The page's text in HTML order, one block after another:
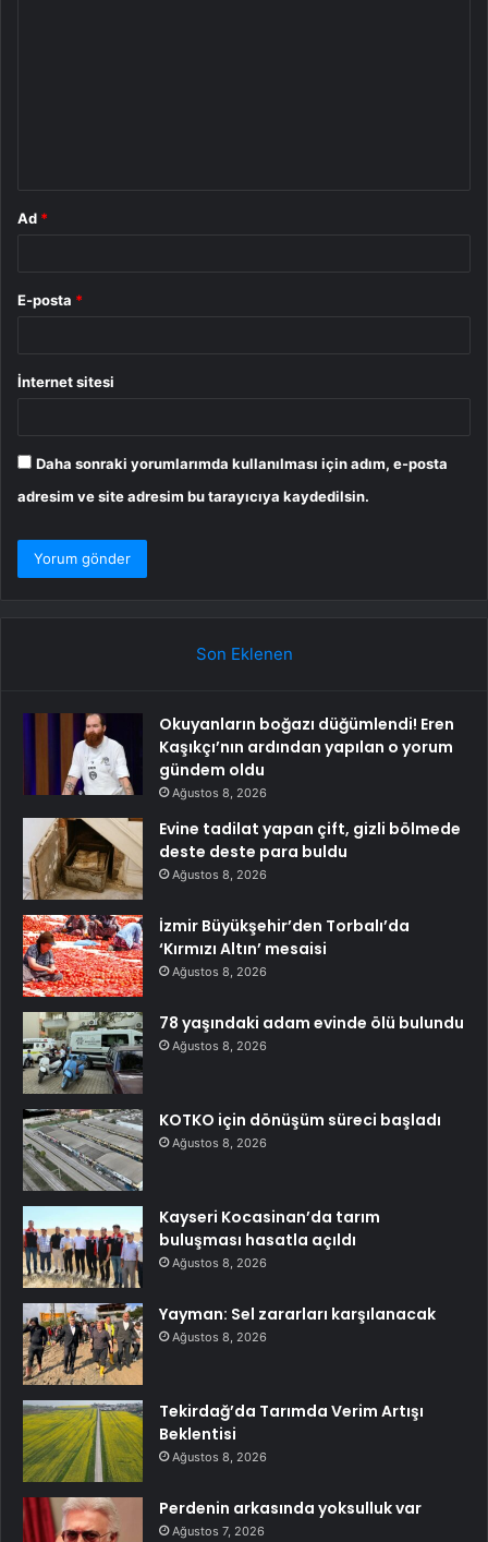
Ad *
E-posta *
İnternet sitesi
Daha sonraki yorumlarımda kullanılması için adım, e-posta
adresim ve site adresim bu tarayıcıya kaydedilsin.
Son Eklenen
Okuyanların boğazı düğümlendi! Eren
Kaşıkçı’nın ardından yapılan o yorum
gündem oldu
Ağustos 8, 2026
Evine tadilat yapan çift, gizli bölmede
deste deste para buldu
Ağustos 8, 2026
İzmir Büyükşehir’den Torbalı’da
‘Kırmızı Altın’ mesaisi
Ağustos 8, 2026
78 yaşındaki adam evinde ölü bulundu
Ağustos 8, 2026
KOTKO için dönüşüm süreci başladı
Ağustos 8, 2026
Kayseri Kocasinan’da tarım
buluşması hasatla açıldı
Ağustos 8, 2026
Yayman: Sel zararları karşılanacak
Ağustos 8, 2026
Tekirdağ’da Tarımda Verim Artışı
Beklentisi
Ağustos 8, 2026
Perdenin arkasında yoksulluk var
Ağustos 7, 2026